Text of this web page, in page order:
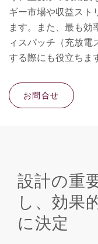
ギー市場や収益スト
ます。また、最も効
ィスパッチ（充放電
する際にも役立ちま
お問合せ
設計の重
し、効果
に決定